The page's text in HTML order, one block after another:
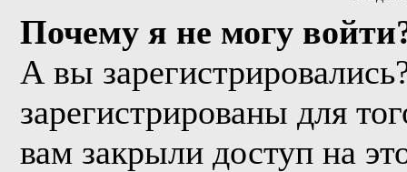
Почему я не могу
А вы
зарегистрированы для
вам закрыли доступ на